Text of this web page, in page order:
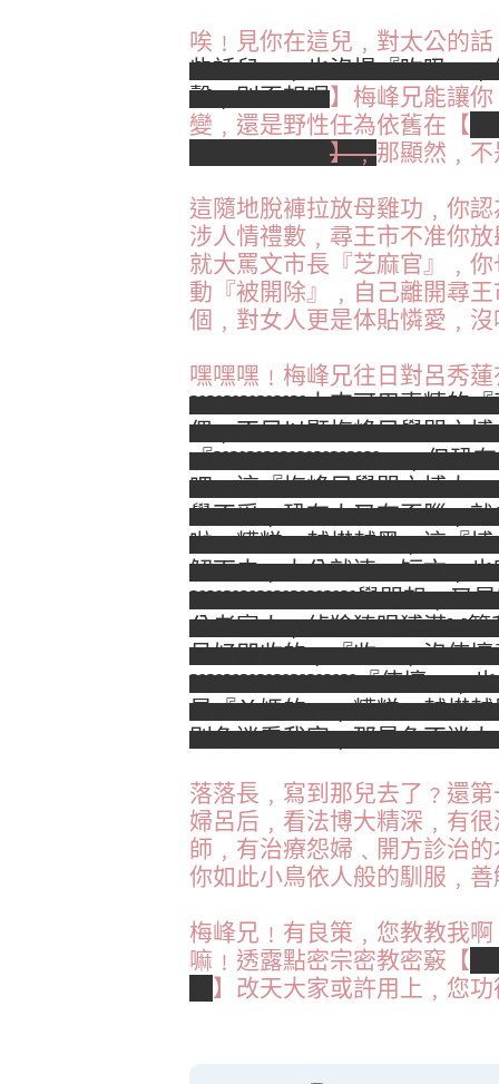
唉﹗見你在這兒﹐對太公的
些話兒』﹐也沒提『吹吸』
聲﹐別歪想喔】梅峰兄能讓
變﹐還是野性任為依舊在【
】﹐那顯然﹐
這隨地脫褲拉放母雞功﹐你
涉人情禮數﹐尋王市不准你
就大罵文市長『芝麻官』﹐
動『被開除』﹐自己離開尋
個﹐對女人更是体貼憐愛﹐
嘿嘿嘿﹗梅峰兄往日對呂秀
XXXXXXX本來可用專精的
偶﹐不足以顯梅峰兄學問之
『XXXXXXXXXX』﹐但恐
吧﹗這『梅峰兄學問之博大
覺不妥﹐恐有人又有歪腦﹐
啦﹗糟糕﹗越描越黑﹐這『
解下去﹐太公就連一短文﹐
XXXXXXXXXX學問想﹐又
公老實人﹐偵羷獉睍猼滿M
見好即收的﹐『收』﹐沒使
XXXXXXXXXX『使壞』﹐
是『Ｘ媽的』﹐糟糕﹗越描
別色迷看我字﹐那是色不迷
落落長﹐寫到那兒去了﹖還
婦呂后﹐看法博大精深﹐有
師﹐有治療怨婦﹑開方診治
你如此小鳥依人般的馴服﹐
梅峰兄﹗有良策﹐您教教我啊
嘛﹗透露點密宗密教密竅【
】改天大家或許用上﹐您